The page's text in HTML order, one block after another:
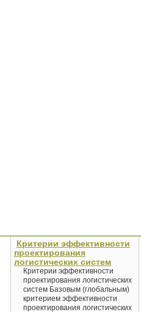
Критерии эффективности
проектирования
логистических систем
Критерии эффективности
проектирования логистических
систем Базовым (глобальным)
критерием эффективности
проектирования логистических